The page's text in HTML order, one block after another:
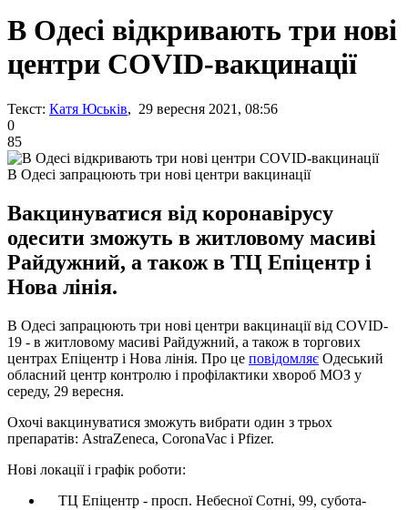
В Одесі відкривають три нові
центри COVID-вакцинації
Текст: Катя Юськів, 29 вересня 2021, 08:56
0
85
В Одесі запрацюють три нові центри вакцинації
Вакцинуватися від коронавірусу
одесити зможуть в житловому масиві
Райдужний, а також в ТЦ Епіцентр і
Нова лінія.
В Одесі запрацюють три нові центри вакцинації від COVID-
19 - в житловому масиві Райдужний, а також в торгових
центрах Епіцентр і Нова лінія. Про це повідомляє Одеський
обласний центр контролю і профілактики хвороб МОЗ у
середу, 29 вересня.
Охочі вакцинуватися зможуть вибрати один з трьох
препаратів: AstraZeneca, CoronaVac і Pfizer.
Нові локації і графік роботи:
ТЦ Епіцентр - просп. Небесної Сотні, 99, субота-